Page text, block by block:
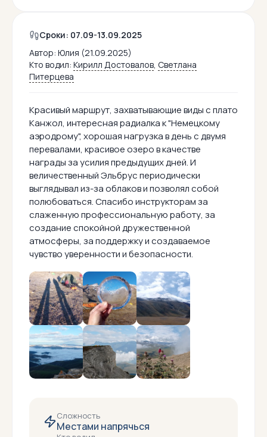
Сроки: 07.09-13.09.2025
Автор: Юлия (21.09.2025)
Кто водил: Кирилл Достовалов, Светлана
Питерцева
Красивый маршрут, захватывающие виды с плато
Канжол, интересная радиалка к "Немецкому
аэродрому", хорошая нагрузка в день с двумя
перевалами, красивое озеро в качестве
награды за усилия предыдущих дней. И
величественный Эльбрус периодически
выглядывал из-за облаков и позволял собой
полюбоваться. Спасибо инструкторам за
слаженную профессиональную работу, за
создание спокойной дружественной
атмосферы, за поддержку и создаваемое
чувство уверенности и безопасности.
Сложность
Местами напрячься